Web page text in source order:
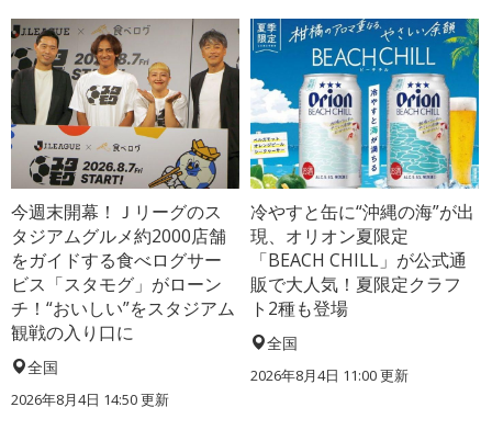
今週末開幕！Ｊリーグのス
タジアムグルメ約2000店舗
をガイドする食べログサー
ビス「スタモグ」がローン
チ！“おいしい”をスタジアム
観戦の入り口に
全国
2026年8月4日 14:50更新
冷やすと缶に“沖縄の海”が出
現、オリオン夏限定
「BEACH CHILL」が公式通
販で大人気！夏限定クラフ
ト2種も登場
全国
2026年8月4日 11:00更新